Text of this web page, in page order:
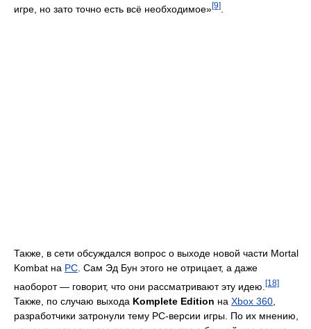
игре, но зато точно есть всё необходимое»[9]
Также, в сети обсуждался вопрос о выходе новой части Mortal
Kombat на PC . Сам Эд Бун этого не отрицает, а даже
наоборот — говорит, что они рассматривают эту идею. [18]
Также, по случаю выхода Komplete Edition на Xbox 360
разработчики затронули тему PC-версии игры. По их мнению,